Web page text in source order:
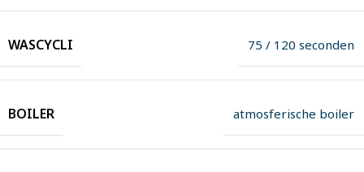
WASCYCLI 75 / 120 seconden
BOILER atmosferische boiler